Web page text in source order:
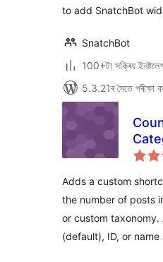
to add SnatchBot
SnatchBot
100+টা সক্ৰিয়
5.3.21ৰ সৈতে পৰীক্ষা
Adds a custom
the number of posts
or custom taxonomy.
(default), ID, or